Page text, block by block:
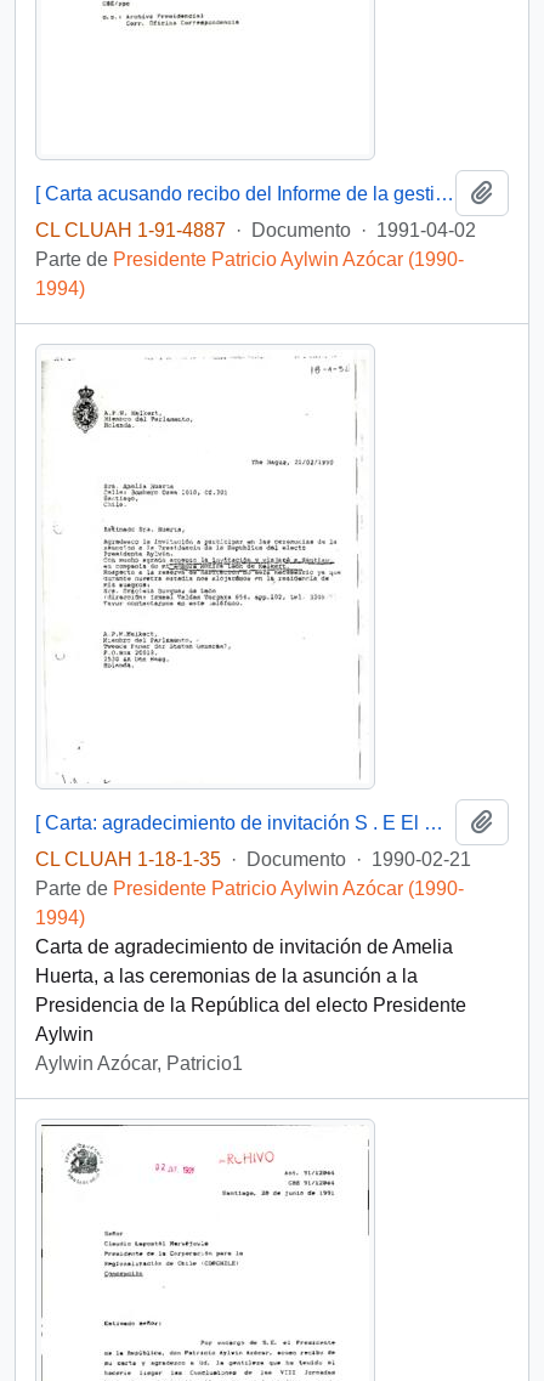
[ Carta acusando recibo del Informe de la gestión realizada por la Junta de Jardines Infantiles durante 1990 y el programa correspondiente a 1991]
CL CLUAH 1-91-4887 · Documento · 1991-04-02
Parte de Presidente Patricio Aylwin Azócar (1990-
1994)
[ Carta: agradecimiento de invitación S . E El Presidente de la República, de Amelia Huerta ]
CL CLUAH 1-18-1-35 · Documento · 1990-02-21
Parte de Presidente Patricio Aylwin Azócar (1990-
1994)
Carta de agradecimiento de invitación de Amelia
Huerta, a las ceremonias de la asunción a la
Presidencia de la República del electo Presidente
Aylwin
Aylwin Azócar, Patricio1